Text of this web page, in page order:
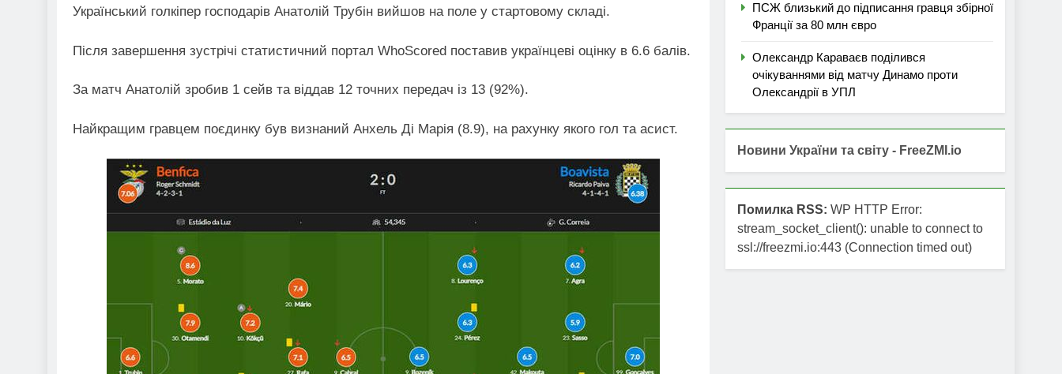
Український голкіпер господарів Анатолій Трубін вийшов на поле у стартовому складі.
Після завершення зустрічі статистичний портал WhoScored поставив українцеві оцінку в 6.6 балів.
За матч Анатолій зробив 1 сейв та віддав 12 точних передач із 13 (92%).
Найкращим гравцем поєдинку був визнаний Анхель Ді Марія (8.9), на рахунку якого гол та асист.
ПСЖ близький до підписання гравця збірної
Франції за 80 млн євро
Олександр Караваєв поділився
очікуваннями від матчу Динамо проти
Олександрії в УПЛ
Новини України та світу - FreeZMI.io
Помилка RSS: WP HTTP Error:
stream_socket_client(): unable to connect to
ssl://freezmi.io:443 (Connection timed out)